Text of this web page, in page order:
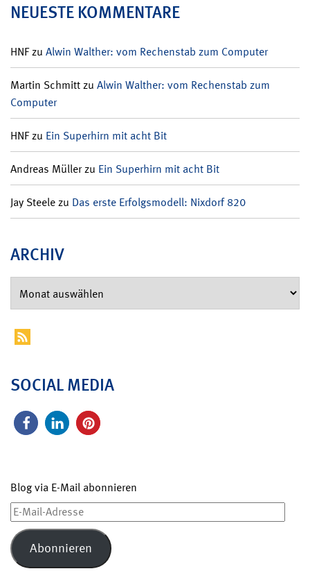
NEUESTE KOMMENTARE
HNFzu Alwin Walther: vom Rechenstab zum Computer
Martin Schmittzu Alwin Walther: vom Rechenstab zum
Computer
HNFzu Ein Superhirn mit acht Bit
Andreas Müllerzu Ein Superhirn mit acht Bit
Jay Steelezu Das erste Erfolgsmodell: Nixdorf 820
ARCHIV
SOCIAL MEDIA
Blog via E-Mail abonnieren
E-
Mail-
Adresse
Abonnieren